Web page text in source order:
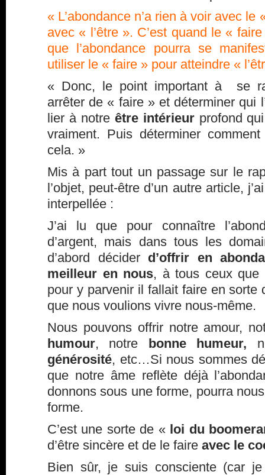
« L’abondance n’a rien à voir avec
avec « l’être ». C’est quand le «
que l’abondance pourra se
utiliser le « faire » pour atteindre «
« Donc, le point important à se
arrêter de « faire » et déterminer qui
lier à notre être intérieurprofond
vraiment. Puis déterminer
cela. »
Mis à part tout un passage sur le
l’objet, peut-être d’un autre article,
interpellée :
J’ai lu que pour connaître
d’argent, mais dans tous les
d’abord décider d’offrir en
meilleur en nous, à tous ceux que
pour y parvenir il fallait faire en sorte
que nous voulions vivre nous-même.
Nous pouvons offrir notre amour,
humour, notre bonne humeur,
générosité, etc…Si nous sommes
que notre âme reflète déjà
donnons sous une forme, pourra
forme.
C’est une sorte de « loi du
d’être sincère et de le faire avec le
Bien sûr, je suis consciente (car